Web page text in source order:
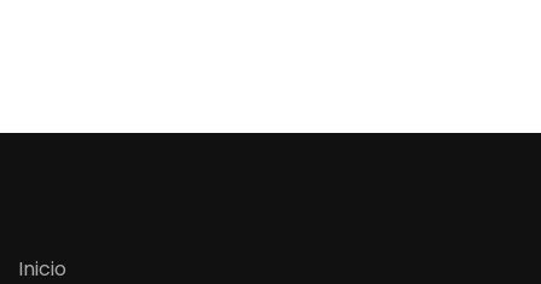
Inicio